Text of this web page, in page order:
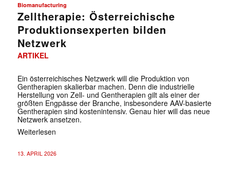
Biomanufacturing
Zelltherapie: Österreichische
Produktionsexperten bilden
Netzwerk
ARTIKEL
Ein österreichisches Netzwerk will die Produktion von
Gentherapien skalierbar machen. Denn die industrielle
Herstellung von Zell- und Gentherapien gilt als einer der
größten Engpässe der Branche, insbesondere AAV-basierte
Gentherapien sind kostenintensiv. Genau hier will das neue
Netzwerk ansetzen.
Weiterlesen
13. APRIL 2026